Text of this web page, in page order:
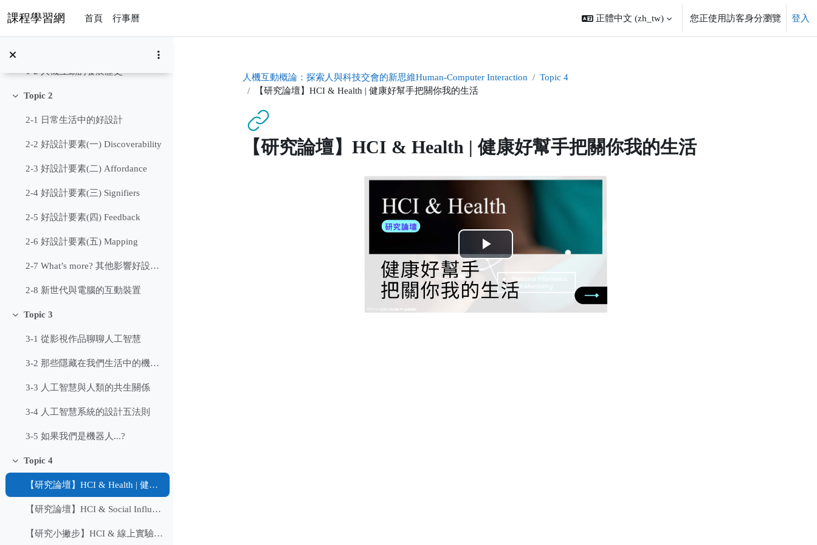
課程學習網 首頁 行事曆 正體中文 ‎(zh_tw)‎ 您正使用訪客身分瀏覽 登入
Topic 1
1-2 人機互動的發展歷史
展延
Topic 2
2-1 日常生活中的好設計
2-2 好設計要素(一) Discoverability
2-3 好設計要素(二) Affordance
2-4 好設計要素(三) Signifiers
2-5 好設計要素(四) Feedback
2-6 好設計要素(五) Mapping
2-7 What’s more? 其他影響好設計要素的原因
2-8 新世代與電腦的互動裝置
展延
Topic 3
3-1 從影視作品聊聊人工智慧
3-2 那些隱藏在我們生活中的機器人
3-3 人工智慧與人類的共生關係
3-4 人工智慧系統的設計五法則
3-5 如果我們是機器人...?
展延
Topic 4
【研究論壇】HCI & Health | 健康好幫手把關你我的生活
【研究論壇】HCI & Social Influence | 腦波弱的消費者
【研究小撇步】HCI & 線上實驗生存實錄
人機互動概論：探索人與科技交會的新思維Human-Computer Interaction
Topic 4
【研究論壇】HCI & Health | 健康好幫手把關你我的生活
【研究論壇】HCI & Health | 健康好幫手把關你我的生活
播
放
视